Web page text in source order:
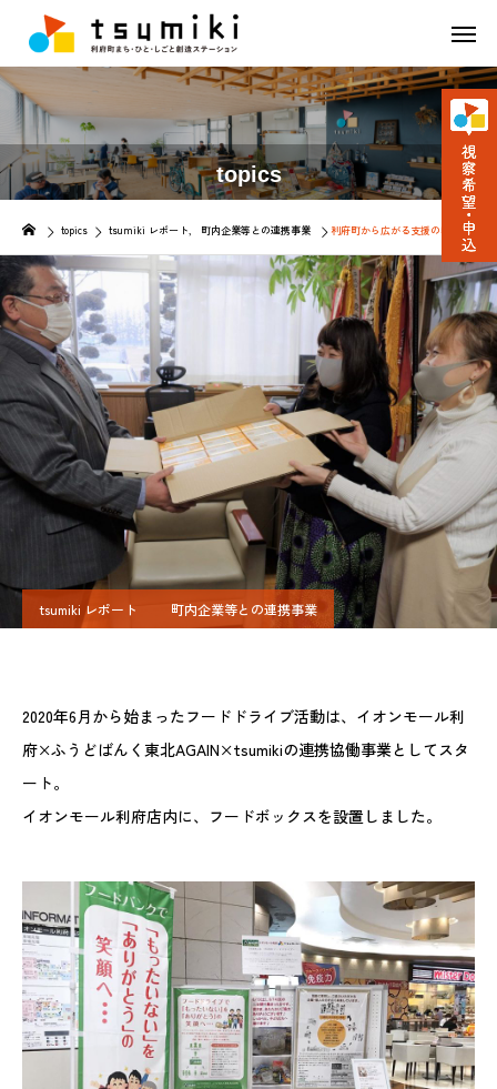
topics
topics tsumiki レポート 町内企業等との連携事業 利府町から広がる支援の輪～フード
tsumiki レポート 町内企業等との連携事業
2020年6月から始まったフードドライブ活動は、イオンモール利
府×ふうどばんく東北AGAIN×tsumikiの連携協働事業としてスタ
ート。
イオンモール利府店内に、フードボックスを設置しました。